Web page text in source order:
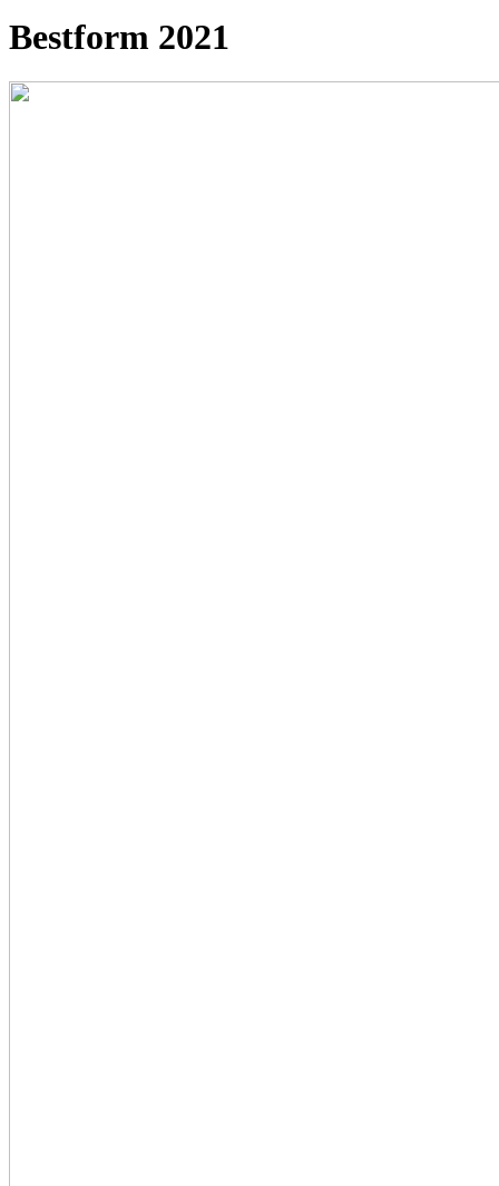
Bestform 2021